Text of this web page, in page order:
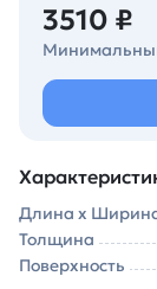
3510 ₽
Длина х
Толщина
Поверхность